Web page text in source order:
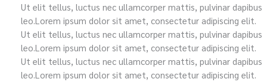
Ut elit tellus, luctus nec ullamcorper mattis, pulvinar dapibus
leo.Lorem ipsum dolor sit amet, consectetur adipiscing elit.
Ut elit tellus, luctus nec ullamcorper mattis, pulvinar dapibus
leo.Lorem ipsum dolor sit amet, consectetur adipiscing elit.
Ut elit tellus, luctus nec ullamcorper mattis, pulvinar dapibus
leo.Lorem ipsum dolor sit amet, consectetur adipiscing elit.